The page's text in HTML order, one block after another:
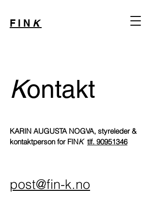
FIN K
Kontakt
KARIN AUGUSTA NOGVA, styreleder &
kontaktperson for FINK tlf. 90951346
post@fin-k.no